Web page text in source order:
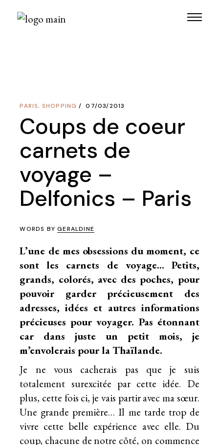
PARIS, SHOPPING 07/03/2013
Coups de coeur
carnets de
voyage –
Delfonics – Paris
WORDS BYGERALDINE
L’une de mes obsessions du moment, ce
sont les carnets de voyage… Petits,
grands, colorés, avec des poches, pour
pouvoir garder précieusement des
adresses, idées et autres informations
précieuses pour voyager. Pas étonnant
car dans juste un petit mois, je
m’envolerais pour la Thaïlande.
Je ne vous cacherais pas que je suis
totalement surexcitée par cette idée. De
plus, cette fois ci, je vais partir avec ma sœur.
Une grande première… Il me tarde trop de
vivre cette belle expérience avec elle. Du
coup, chacune de notre côté, on commence